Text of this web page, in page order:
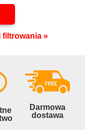
filtrowania »
Darmowa
dostawa